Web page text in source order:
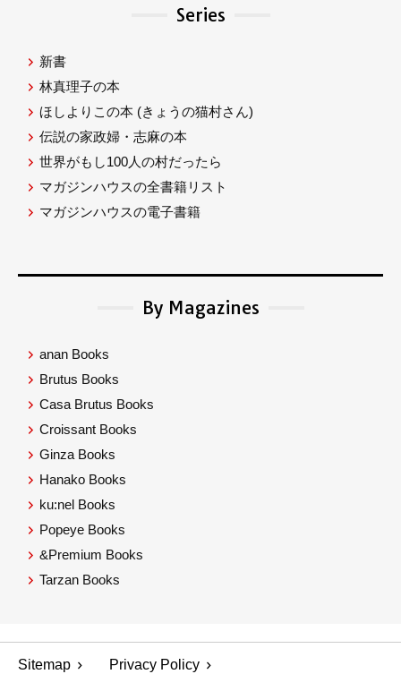
Series
新書
林真理子の本
ほしよりこの本 (きょうの猫村さん)
伝説の家政婦・志麻の本
世界がもし100人の村だったら
マガジンハウスの全書籍リスト
マガジンハウスの電子書籍
By Magazines
anan Books
Brutus Books
Casa Brutus Books
Croissant Books
Ginza Books
Hanako Books
ku:nel Books
Popeye Books
&Premium Books
Tarzan Books
Sitemap Privacy Policy